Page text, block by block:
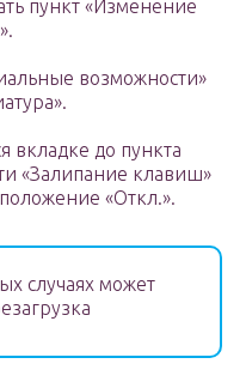
пункт «Изменение
возможности»
вкладке до пункта
«Залипание клавиш»
«Откл.».
случаях может